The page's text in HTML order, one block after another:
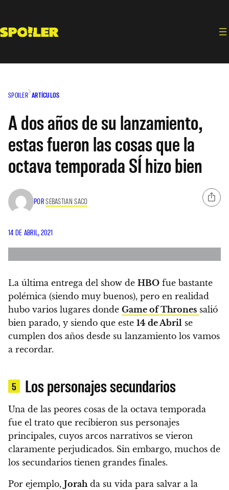
contenido
SPOILER ARTÍCULOS
A dos años de su lanzamiento,
estas fueron las cosas que la
octava temporada SÍ hizo bien
PORSEBASTIAN SACO
14 DE ABRIL, 2021
La última entrega del show de HBO fue bastante
polémica (siendo muy buenos), pero en realidad
hubo varios lugares donde Game of Thrones salió
bien parado, y siendo que este 14 de Abril se
cumplen dos años desde su lanzamiento los vamos
a recordar.
5 Los personajes secundarios
Una de las peores cosas de la octava temporada
fue el trato que recibieron sus personajes
principales, cuyos arcos narrativos se vieron
claramente perjudicados. Sin embargo, muchos de
los secundarios tienen grandes finales.
Por ejemplo, Jorahda su vida para salvar a la